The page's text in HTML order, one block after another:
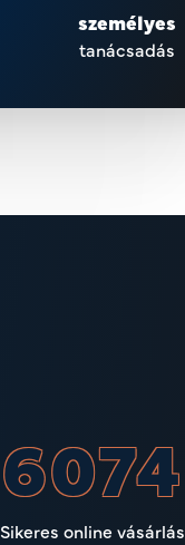
személyes
tanácsadás
7960
Sikeres online vásárlás